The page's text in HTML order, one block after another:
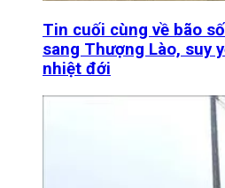
Tin cuối cùng về bão
sang Thượng Lào, suy
nhiệt đới